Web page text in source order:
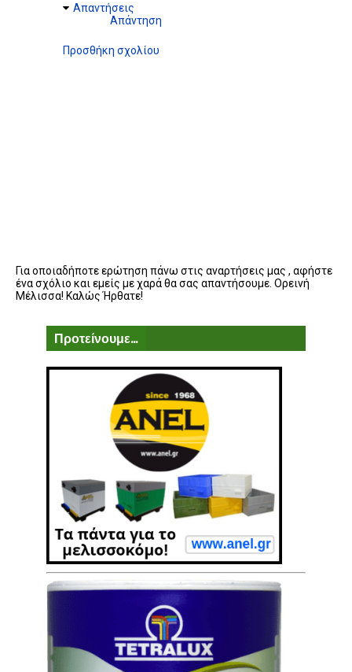
Απαντήσεις
Απάντηση
Προσθήκη σχολίου
Για οποιαδήποτε ερώτηση πάνω στις αναρτήσεις μας , αφήστε
ένα σχόλιο και εμείς με χαρά θα σας απαντήσουμε. Ορεινή
Μέλισσα! Καλώς Ήρθατε!
Προτείνουμε...